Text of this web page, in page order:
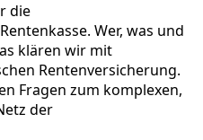
die
Wer, was und
klären wir mit
Rentenversicherung.
Fragen zum komplexen,
der